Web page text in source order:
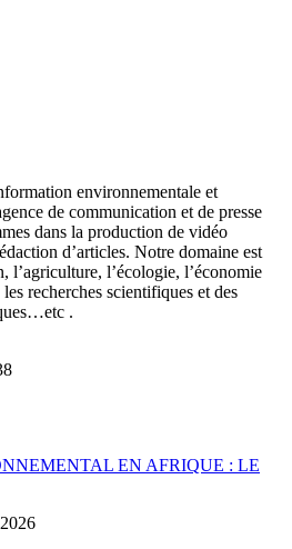
environnementale et
de communication et de presse
dans la production de vidéo
d’articles. Notre domaine est
l’agriculture, l’écologie, l’économie
recherches scientifiques et des
.
EN AFRIQUE : LE